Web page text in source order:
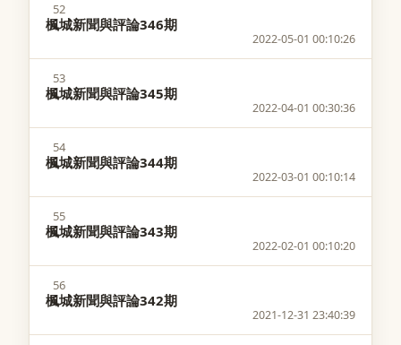
52
楓城新聞與評論346期
2022-05-01 00:10:26
53
楓城新聞與評論345期
2022-04-01 00:30:36
54
楓城新聞與評論344期
2022-03-01 00:10:14
55
楓城新聞與評論343期
2022-02-01 00:10:20
56
楓城新聞與評論342期
2021-12-31 23:40:39